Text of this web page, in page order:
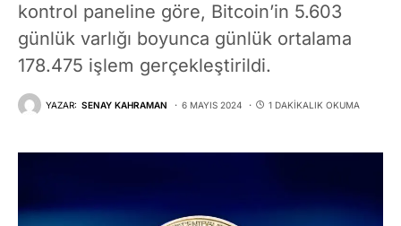
kontrol paneline göre, Bitcoin’in 5.603
günlük varlığı boyunca günlük ortalama
178.475 işlem gerçekleştirildi.
YAZAR: SENAY KAHRAMAN 6 MAYIS 2024 1 DAKIKALIK OKUMA